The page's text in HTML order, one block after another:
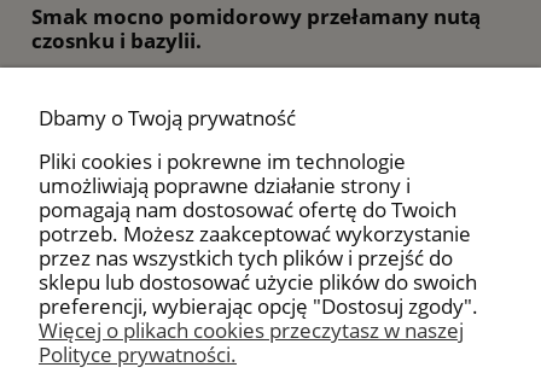
Smak mocno pomidorowy przełamany nutą
czosnku i bazylii.
Pomidory, bazylia, czosnek. Smak mocno
pomidorowy przełamany nutą czosnku i bazylii.
Polecamy:
Jako posypka na kanapki (bruschetta) oraz do
sałatek, surówek, sera mozzarella, zapiekanych
tostów a także do dań z makaronu, past
twarogowych i jajecznicy.
Dbamy o Twoją prywatność
Pliki cookies i pokrewne im technologie
umożliwiają poprawne działanie strony i
pomagają nam dostosować ofertę do Twoich
potrzeb. Możesz zaakceptować wykorzystanie
przez nas wszystkich tych plików i przejść do
sklepu lub dostosować użycie plików do swoich
preferencji, wybierając opcję "Dostosuj zgody".
Więcej o plikach cookies przeczytasz w naszej
Polityce prywatności.